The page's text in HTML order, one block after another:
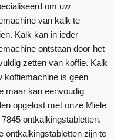
om uw
van kalk te
Kalk kan in ieder
ontstaan door het
zetten van koffie. Kalk
koffiemachine is geen
maar kan eenvoudig
opgelost met onze Miele
7845 ontkalkingstabletten.
ontkalkingstabletten zijn te